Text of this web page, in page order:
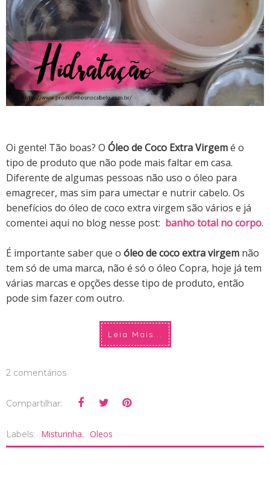
Oi gente! Tão boas? O Óleo de Coco Extra Virgemé o
tipo de produto que não pode mais faltar em casa.
Diferente de algumas pessoas não uso o óleo para
emagrecer, mas sim para umectar e nutrir cabelo. Os
benefícios do óleo de coco extra virgem são vários e já
comentei aqui no blog nesse post: banho total no corpo.
É importante saber que o óleo de coco extra virgem não
tem só de uma marca, não é só o óleo Copra, hoje já tem
várias marcas e opções desse tipo de produto, então
pode sim fazer com outro.
Leia Mais...
2 comentários
Compartilhar:
Labels: Misturinha, Oleos